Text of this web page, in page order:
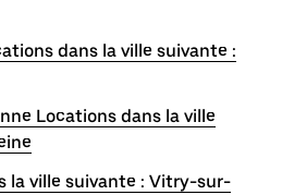
dans la ville suivante :
Locations dans la ville
la ville suivante : Vitry-sur-